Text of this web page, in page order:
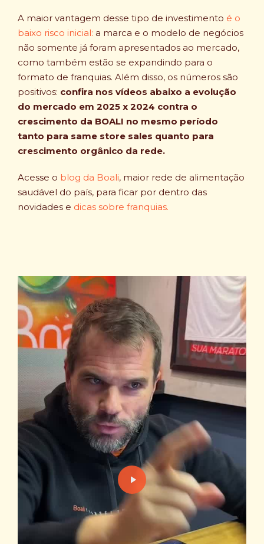
A maior vantagem desse tipo de investimento é o
baixo risco inicial: a marca e o modelo de negócios
não somente já foram apresentados ao mercado,
como também estão se expandindo para o
formato de franquias. Além disso, os números são
positivos: confira nos vídeos abaixo a evolução
do mercado em 2025 x 2024 contra o
crescimento da BOALI no mesmo período
tanto para same store sales quanto para
crescimento orgânico da rede.
Acesse o blog da Boali, maior rede de alimentação
saudável do país, para ficar por dentro das
novidades e dicas sobre franquias.